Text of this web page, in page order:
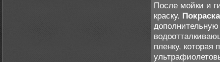
После мойки и
краску. Покраска
пленку,